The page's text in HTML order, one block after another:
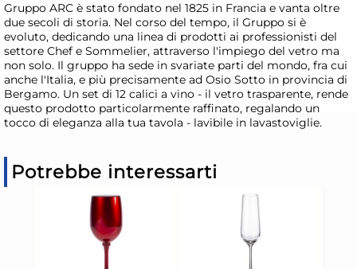
Gruppo ARC è stato fondato nel 1825 in Francia e vanta oltre
due secoli di storia. Nel corso del tempo, il Gruppo si è
evoluto, dedicando una linea di prodotti ai professionisti del
settore Chef e Sommelier, attraverso l'impiego del vetro ma
non solo. Il gruppo ha sede in svariate parti del mondo, fra cui
anche l'Italia, e più precisamente ad Osio Sotto in provincia di
Bergamo. Un set di 12 calici a vino - il vetro trasparente, rende
questo prodotto particolarmente raffinato, regalando un
tocco di eleganza alla tua tavola - lavibile in lavastoviglie.
Potrebbe interessarti